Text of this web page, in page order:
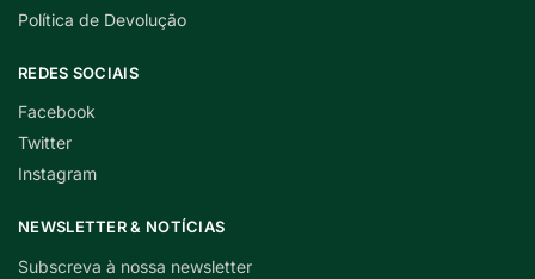
Política de Devolução
REDES SOCIAIS
Facebook
Twitter
Instagram
NEWSLETTER & NOTÍCIAS
Subscreva à nossa newsletter